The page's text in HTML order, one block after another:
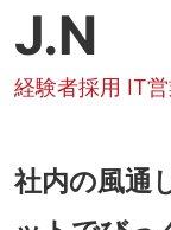
J.N
経験者採用 IT
社内の風通